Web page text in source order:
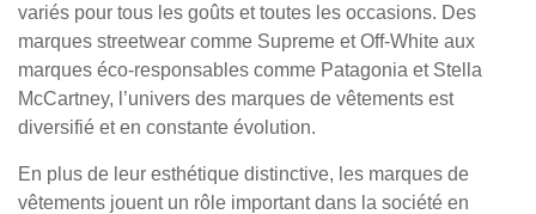
variés pour tous les goûts et toutes les occasions. Des
marques streetwear comme Supreme et Off-White aux
marques éco-responsables comme Patagonia et Stella
McCartney, l’univers des marques de vêtements est
diversifié et en constante évolution.
En plus de leur esthétique distinctive, les marques de
vêtements jouent un rôle important dans la société en